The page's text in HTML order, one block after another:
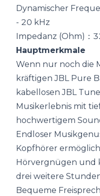
Dynamischer
- 20 kHz
Impedanz (Ohm)：
Hauptmerkmale
Wenn nur noch die
kräftigen JBL Pure
kabellosen JBL
Musikerlebnis mit
hochwertigem
Endloser
Kopfhörer
Hörvergnügen und
drei weitere
Bequeme